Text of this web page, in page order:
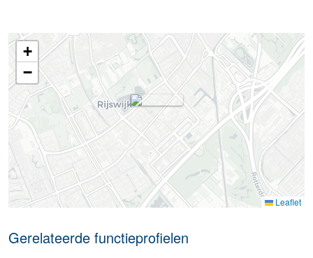
+
−
Leaflet
Gerelateerde functieprofielen